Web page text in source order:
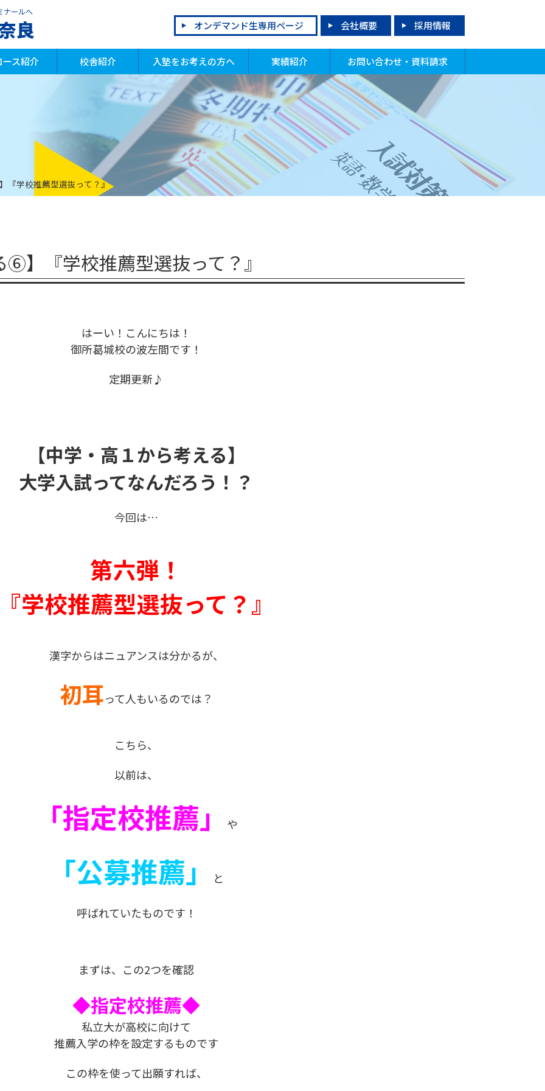
ナールへ
良 オンデマンド生専用ページ 会社概要 採用情報
ース紹介 校舎紹介 入塾をお考えの方へ
入塾までの流れ
年間イベント
体験授業
割引制度
よくあるご質問
実績紹介
合格実績
模試実績
成績上昇者
祝合格！先輩からのメッセージ
お問い合わせ・資料請求
『学校推薦型選抜って？』
】『学校推薦型選抜って？』
はーい！こんにちは！
御所葛城校の波左間です！
定期更新♪
【中学・高１から考える】
大学入試ってなんだろう！？
今回は…
第六弾！
学校推薦型選抜って？』
漢字からはニュアンスは分かるが、
初耳って人もいるのでは？
こちら、
以前は、
「指定校推薦」 や
「公募推薦」 と
呼ばれていたものです！
まずは、この2つを確認
◆指定校推薦◆
私立大が高校に向けて
推薦入学の枠を設定するものです
この枠を使って出願すれば、